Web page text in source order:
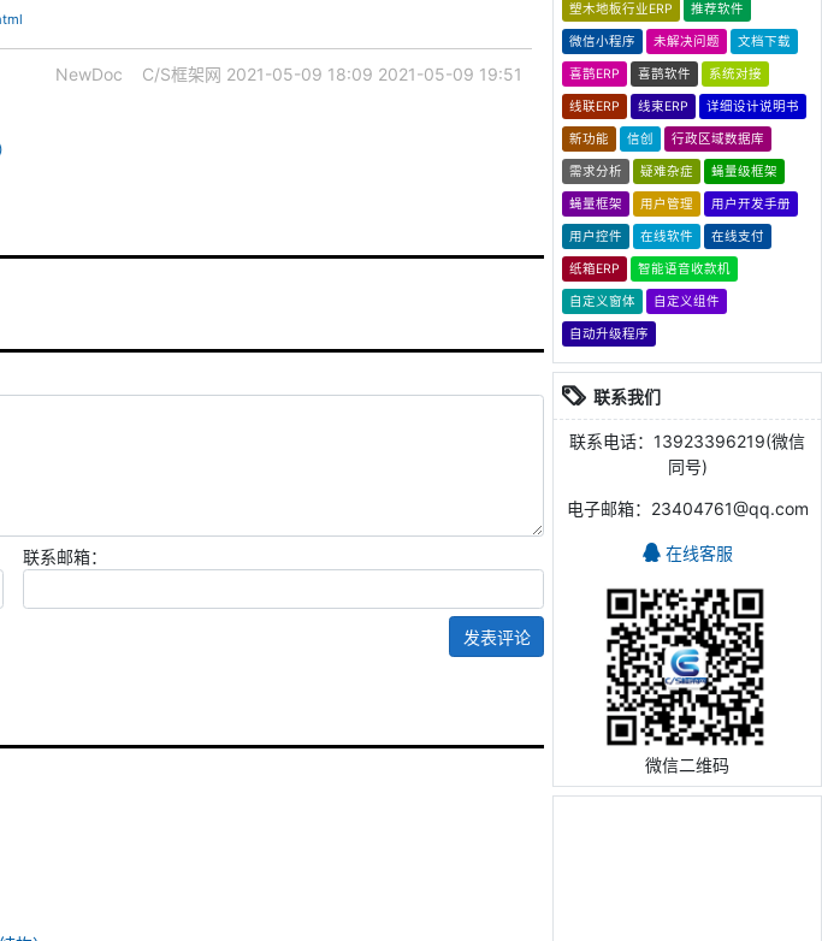
NewDoc C/S框架网 2021-05-09 18:09 2021-05-09 19:51
联系邮箱：
发表评论
塑木地板行业ERP 推荐软件
微信小程序 未解决问题 文档下载
喜鹊ERP 喜鹊软件 系统对接
线联ERP 线束ERP 详细设计说明书
新功能 信创 行政区域数据库
需求分析 疑难杂症 蝇量级框架
蝇量框架 用户管理 用户开发手册
用户控件 在线软件 在线支付
纸箱ERP 智能语音收款机
自定义窗体 自定义组件
自动升级程序
联系我们
联系电话：13923396219(微信
同号)
电子邮箱：23404761@qq.com
在线客服
微信二维码